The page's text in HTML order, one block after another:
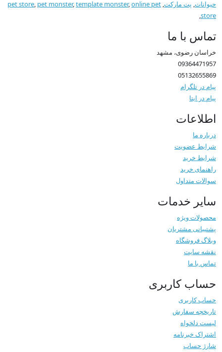
حیوانات, پت مارکت,
pet store, pet monster,template monster,online pet
store
,
تماس با ما
خراسان رضوی، مشهد
09364471957
05132655869
پیام در تلگرام
پیام در ایتا
اطلاعات
درباره ما
شرایط عضویت
شرایط خرید
راهنمای خرید
سوالات متداول
سایر خدمات
محصولات ویژه
پشتیبانی مشتریان
وبلاگ فروشگاه
نقشه سایت
تماس با ما
حساب کاربری
حساب کاربری
تاریخچه سفارش
لیست دلخواه
اشتراک خبرنامه
شارژ حساب